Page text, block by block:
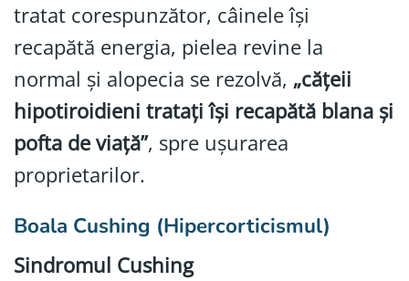
tratat corespunzător, câinele își
recapătă energia, pielea revine la
normal și alopecia se rezolvă, „cățeii
hipotiroidieni tratați își recapătă blana și
pofta de viață”, spre ușurarea
proprietarilor.
Boala Cushing (Hipercorticismul)
Sindromul Cushing